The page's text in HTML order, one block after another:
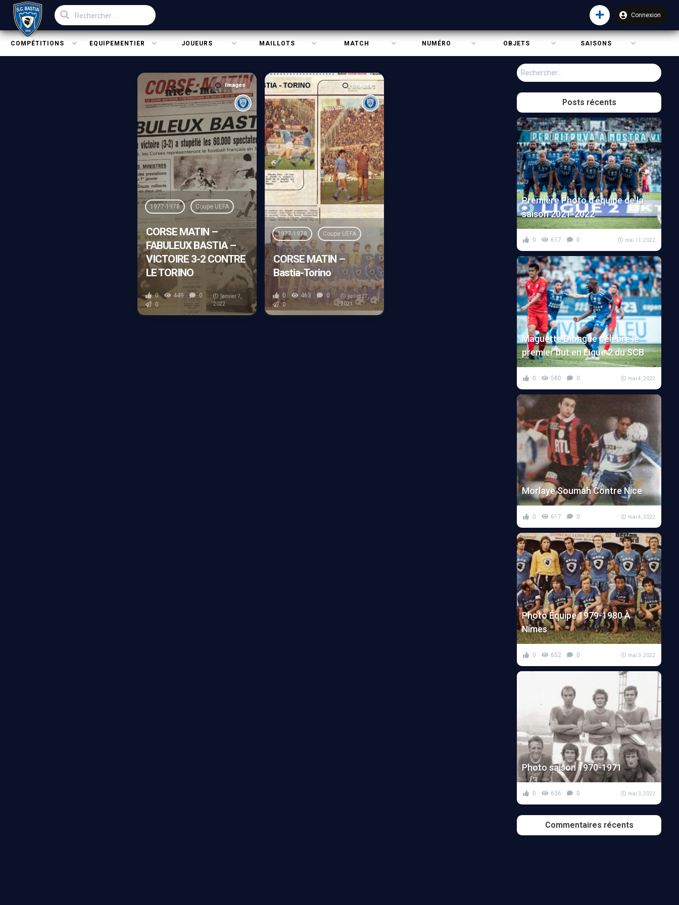
Connexion
COMPÉTITIONS EQUIPEMENTIER JOUEURS MAILLOTS MATCH NUMÉRO OBJETS SAISONS
Images
1977-1978 Coupe UEFA Presse Torino FC
CORSE MATIN –
FABULEUX BASTIA –
VICTOIRE 3-2 CONTRE
LE TORINO
0 449
0
0
janvier 7,
2022
Images
1977-1978 Coupe UEFA Presse
CORSE MATIN –
Bastia-Torino
0 463
0
0
juillet 27,
2021
Rechercher :
Posts récents
Première Photo d’équipe de la
saison 2021-2022
0 617 0 mai 11, 2022
Maguette Diongue célèbre le
premier but en Ligue 2 du SCB
0 580 0 mai 4, 2022
Morlaye Soumah Contre Nice
0 617 0 mai 4, 2022
Photo Équipe 1979-1980 À
Nimes
0 652 0 mai 3, 2022
Photo saison 1970-1971
0 636 0 mai 3, 2022
Commentaires récents